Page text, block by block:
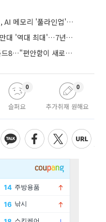
D램·낸드 모두 세계 1위…삼성, AI 메모리 '풀라인업'으로 승부
갤럭시 Z 폴드8, 사전판매 144만대 '역대 최대'…7년만에 갤노트10 기록 넘어
'여권'에서 영감 받은 갤럭시 폴드8…"편안함이 새로운 디자인 경쟁력"
슬퍼요
0
추가취재 원해요
0